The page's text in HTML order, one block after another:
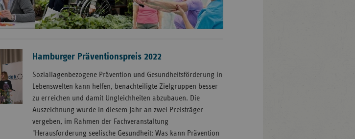
Hamburger Präventionspreis 2022
Soziallagenbezogene Prävention und Gesundheitsförderung in
Lebenswelten kann helfen, benachteiligte Zielgruppen besser
zu erreichen und damit Ungleichheiten abzubauen. Die
Auszeichnung wurde in diesem Jahr an zwei Preisträger
vergeben, im Rahmen der Fachveranstaltung
"Herausforderung seelische Gesundheit: Was kann Prävention